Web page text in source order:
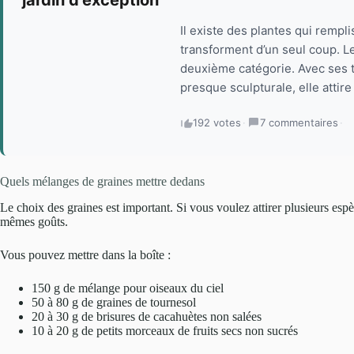
Il existe des plantes qui
transforment d’un seul coup.
deuxième catégorie. Avec
presque sculpturale, elle
192 votes · 7 commentaires ·
Quels mélanges de graines mettre dedans
Le choix des graines est important. Si vous voulez attirer plusieurs
mêmes goûts.
Vous pouvez mettre dans la boîte :
150 g de mélange pour oiseaux du ciel
50 à 80 g de graines de tournesol
20 à 30 g de brisures de cacahuètes non salées
10 à 20 g de petits morceaux de fruits secs non sucrés